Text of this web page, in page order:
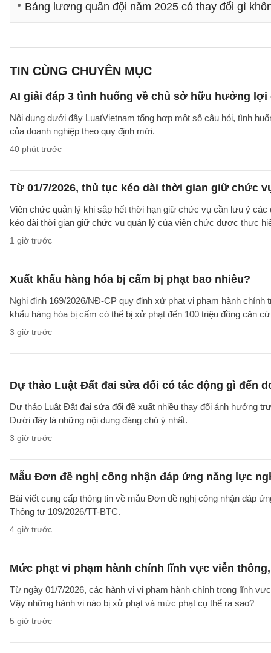
Bảng lương quân đội năm 2025 có thay đổi gì
TIN CÙNG CHUYÊN MỤC
AI giải đáp 3 tình huống về chủ sở hữu hưởng
Nội dung dưới đây LuatVietnam tổng hợp một số câu hỏi, tình
của doanh nghiệp theo quy định mới.
40 phút trước
Từ 01/7/2026, thủ tục kéo dài thời gian giữ chức
Viên chức quản lý khi sắp hết thời hạn giữ chức vụ cần lưu ý
kéo dài thời gian giữ chức vụ quản lý của viên chức được thực
1 giờ trước
Xuất khẩu hàng hóa bị cấm bị phạt bao nhiêu?
Nghị định 169/2026/NĐ-CP quy định xử phạt vi phạm hành
khẩu hàng hóa bị cấm có thể bị xử phạt đến 100 triệu đồng căn
3 giờ trước
Dự thảo Luật Đất đai sửa đổi có tác động gì đến
Dự thảo Luật Đất đai sửa đổi đề xuất nhiều thay đổi ảnh hưởng
Dưới đây là những nội dung đáng chú ý nhất.
3 giờ trước
Mẫu Đơn đề nghị công nhận đáp ứng năng lực
Bài viết cung cấp thông tin về mẫu Đơn đề nghị công nhận đáp
Thông tư 109/2026/TT-BTC.
4 giờ trước
Mức phạt vi phạm hành chính lĩnh vực viễn
Từ ngày 01/7/2026, các hành vi vi phạm hành chính trong lĩnh
Vậy những hành vi nào bị xử phạt và mức phạt cụ thể ra sao?
5 giờ trước